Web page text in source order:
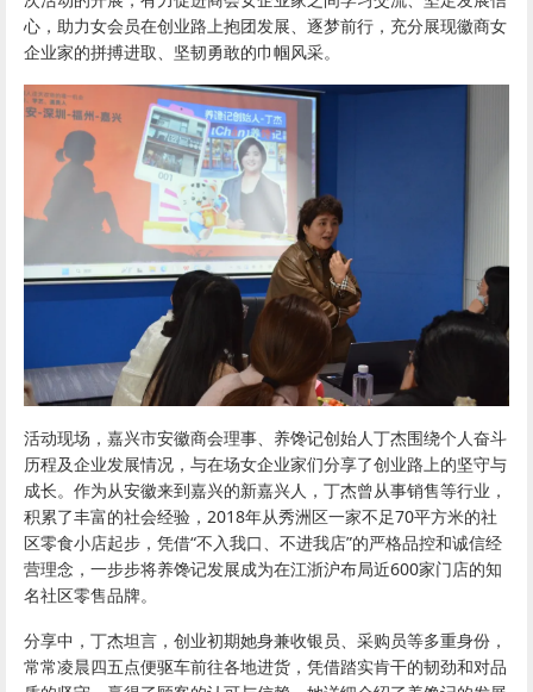
心，助力女会员在创业路上抱团发展、逐梦前行，充分展现徽商女
企业家的拼搏进取、坚韧勇敢的巾帼风采。
活动现场，嘉兴市安徽商会理事、养馋记创始人丁杰围绕个人奋斗
历程及企业发展情况，与在场女企业家们分享了创业路上的坚守与
成长。作为从安徽来到嘉兴的新嘉兴人，丁杰曾从事销售等行业，
积累了丰富的社会经验，2018年从秀洲区一家不足70平方米的社
区零食小店起步，凭借“不入我口、不进我店”的严格品控和诚信经
营理念，一步步将养馋记发展成为在江浙沪布局近600家门店的知
名社区零售品牌。
分享中，丁杰坦言，创业初期她身兼收银员、采购员等多重身份，
常常凌晨四五点便驱车前往各地进货，凭借踏实肯干的韧劲和对品